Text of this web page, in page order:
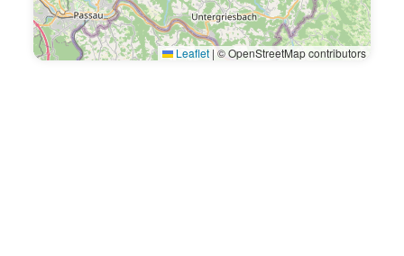
Leaflet | © OpenStreetMap contributors